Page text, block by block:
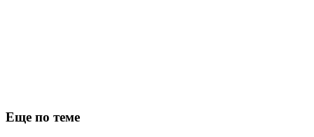
Еще по теме